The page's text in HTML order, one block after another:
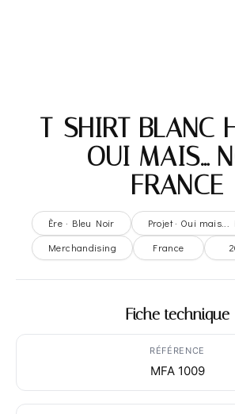
T-SHIRT BLANC
– OUI MAIS…
FRANCE
Ère · Bleu Noir
Projet · Oui mais...
Merchandising
France
Fiche technique
RÉFÉRENCE
MFA 1009